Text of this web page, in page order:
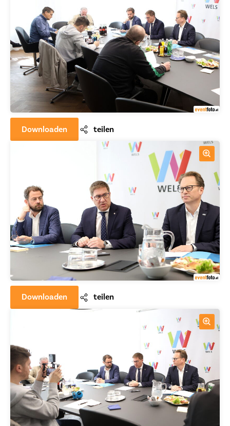
Downloaden teilen
Downloaden teilen